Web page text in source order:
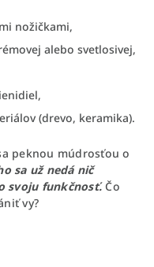
nožičkami,
alebo svetlosivej,
(drevo, keramika).
peknou múdrosťou o
sa už nedá nič
svoju funkčnosť. Čo
vy?